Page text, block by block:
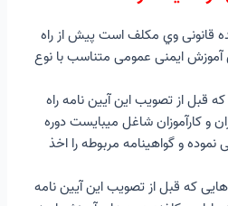
قانونی وي مکلف است پیش از راه
آموزش ایمنی عمومی متناسب با نوع
که قبل از تصویب این آیین نامه راه
و کارآموزان شاغل میبایست دوره
و گواهینامه مربوطه را اخذ
هایی که قبل از تصویب این آیین نامه